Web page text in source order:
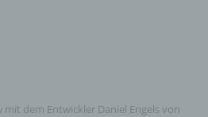
dem Entwickler Daniel Engels von